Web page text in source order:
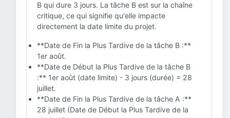
B qui dure 3 jours. La tâche B est sur la chaîne
critique, ce qui signifie qu'elle impacte
directement la date limite du projet.
**Date de Fin la Plus Tardive de la tâche B :**
1er août.
**Date de Début la Plus Tardive de la tâche B
:** 1er août (date limite) - 3 jours (durée) = 28
juillet.
**Date de Fin la Plus Tardive de la tâche A :**
28 juillet (Date de Début la Plus Tardive de la